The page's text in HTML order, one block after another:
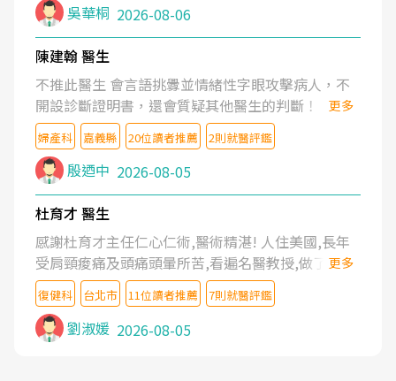
吳華桐 2026-08-06
陳建翰 醫生
不推此醫生 會言語挑釁並情緒性字眼攻擊病人，不
開設診斷證明書，還會質疑其他醫生的判斷！
更多
婦產科 嘉義縣 20位讀者推薦 2則就醫評鑑
殷迺中 2026-08-05
杜育才 醫生
感謝杜育才主任仁心仁術,醫術精湛! 人住美國,長年
受肩頸痠痛及頭痛頭暈所苦,看遍名醫教授,做了各種
檢查,也嘗試過西醫打針,中醫針灸及物理徒手治療都
沒有用,後來連吃到嗎啡類止痛藥都效果有限,只是壓
症狀,沒多久就痛起來,多年失眠嚴重影響生活品質.
台灣親友介紹忠孝醫院杜育才主任是頸頭症候群專
更多
復健科 台北市 11位讀者推薦 7則就醫評鑑
劉淑媛 2026-08-05